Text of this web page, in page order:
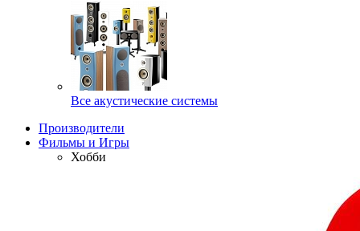
Все акустические системы
Производители
Фильмы и Игры
Хобби